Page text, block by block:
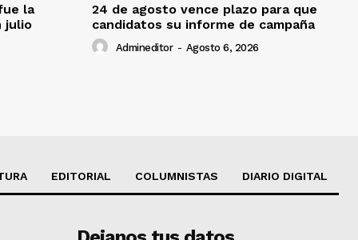
la
julio
24 de agosto vence plazo para que
candidatos su informe de campaña
Admineditor - Agosto 6, 2026
EDITORIAL COLUMNISTAS DIARIO DIGITAL